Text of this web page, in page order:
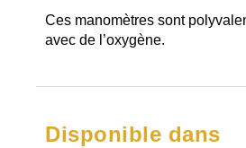
Ces manomètres sont
avec de l’oxygène.
Disponible dans